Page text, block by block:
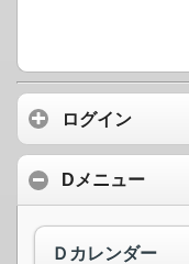
ログイン
Dメニュー
Ｄカレンダー